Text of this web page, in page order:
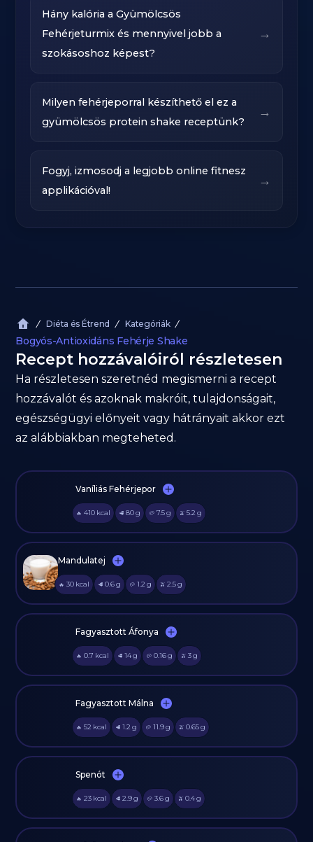
Hány kalória a Gyümölcsös
Fehérjeturmix és mennyivel jobb a
szokásoshoz képest?
→
Milyen fehérjeporral készíthető el ez a
gyümölcsös protein shake receptünk?
→
Fogyj, izmosodj a legjobb online fitnesz
applikációval!
→
Diéta és Étrend Kategóriák
Bogyós-Antioxidáns Fehérje Shake
Recept hozzávalóiról részletesen
Ha részletesen szeretnéd megismerni a recept
hozzávalót és azoknak makróit, tulajdonságait,
egészségügyi előnyeit vagy hátrányait akkor ezt
az alábbiakban megteheted.
Vaníliás Fehérjepor
🔥 410 kcal 🥩 80g 🥔 7.5g 🫒 5.2 g
Mandulatej
🔥 30 kcal 🥩 0.6g 🥔 1.2 g 🫒 2.5g
Fagyasztott Áfonya
🔥 0.7 kcal 🥩 14g 🥔 0.16g 🫒 3g
Fagyasztott Málna
🔥 52 kcal 🥩 1.2 g 🥔 11.9g 🫒 0.65g
Spenót
🔥 23 kcal 🥩 2.9g 🥔 3.6g 🫒 0.4g